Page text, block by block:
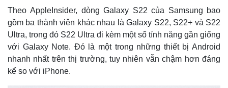
Theo AppleInsider, dòng Galaxy S22 của Samsung bao
gồm ba thành viên khác nhau là Galaxy S22, S22+ và S22
Ultra, trong đó S22 Ultra đi kèm một số tính năng gần giống
với Galaxy Note. Đó là một trong những thiết bị Android
nhanh nhất trên thị trường, tuy nhiên vẫn chậm hơn đáng
kể so với iPhone.